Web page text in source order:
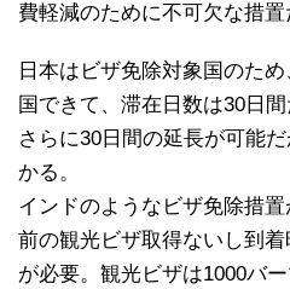
費軽減のために不可欠な措置
日本はビザ免除対象国のた
国できて、滞在日数は30日間
さらに30日間の延長が可能
かる。
インドのようなビザ免除措
前の観光ビザ取得ないし到着
が必要。観光ビザは1000バ